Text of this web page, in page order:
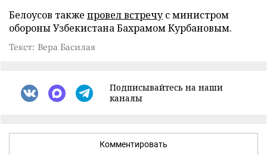
Белоусов также провел встречус министром
обороны Узбекистана Бахрамом Курбановым.
Текст: Вера Басилая
Подписывайтесь на наши
каналы
Комментировать